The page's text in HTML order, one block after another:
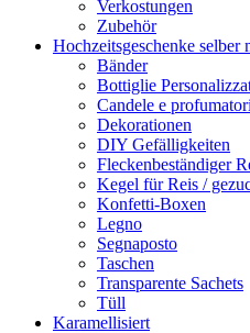
Verkostungen
Zubehör
Hochzeitsgeschenke selber
Bänder
Bottiglie
Candele e profumatori
Dekorationen
DIY Gefälligkeiten
Fleckenbeständiger
Kegel für Reis /
Konfetti-Boxen
Legno
Segnaposto
Taschen
Transparente Sachets
Tüll
Karamellisiert